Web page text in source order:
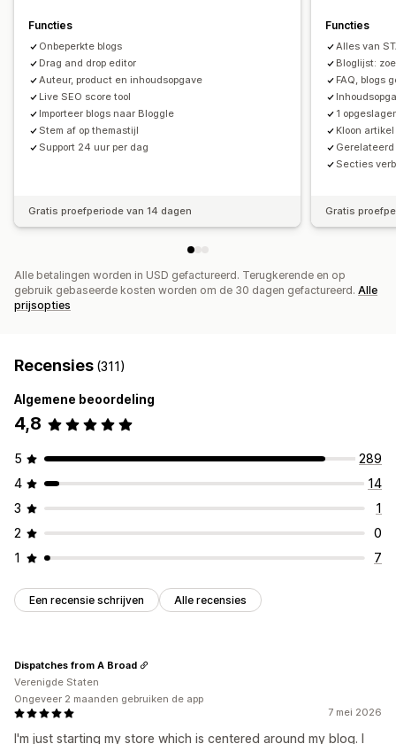
Scoretool
Weergaveopties
Uitgelichte posts
Gerelateerde posts
Aangepaste branding
Aangepaste code
SEO-score
Trefwoordanalyse
Snelheidsanalyse
Functies
Onbeperkte blogs
Drag and drop editor
Auteur, product en inhoudsopgave
Live SEO score tool
Importeer blogs naar Bloggle
Stem af op themastijl
Support 24 uur per dag
Gratis proefperiode van 14 dagen
Functies
Alles van
Bloglijst:
FAQ, blogs
1
Kloon artikel
Gerelateerd
Secties
Gratis
Alle betalingen worden in USD gefactureerd. Terugkerende en op
gebruik gebaseerde kosten worden om de 30 dagen gefactureerd. Alle
prijsopties
Recensies (311)
Algemene beoordeling
4,8
5
289
4
14
3
1
2
0
1
7
Een recensie schrijven Alle recensies
7 mei 2026
I'm just starting my store which is centered around my blog. I
Dispatches from A Broad
Verenigde Staten
Ongeveer 2 maanden gebruiken de app